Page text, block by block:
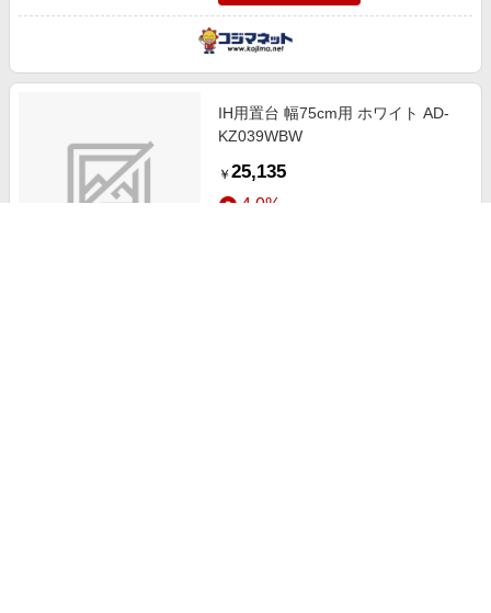
IH用置台 幅75cm用 ホワイト AD-
KZ039WBW
￥ 25,135
4.0%